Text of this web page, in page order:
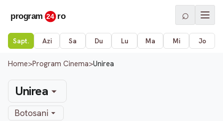
⌕
Sapt. Azi Sa Du Lu Ma Mi Jo
Home>Program Cinema>Unirea
Unirea
Botosani